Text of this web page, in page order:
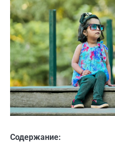
Содержание: